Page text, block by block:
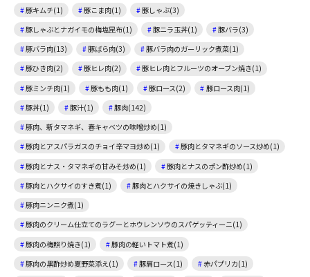
豚キムチ(1)
豚こま肉(1)
豚しゃぶ(3)
豚しゃぶとナガイモの梅塩昆布(1)
豚ニラ玉丼(1)
豚バラ(3)
豚バラ肉(13)
豚ばら肉(3)
豚バラ肉のガーリック煮菜(1)
豚ひき肉(2)
豚ヒレ肉(2)
豚ヒレ肉とフルーツのオーブン焼き(1)
豚ミンチ肉(1)
豚もも肉(1) 豚ロース(2)
豚ロース肉(1)
豚丼(1)
豚汁(1)
豚肉(142)
豚肉、新タマネギ、春キャベツの味噌炒め(1)
豚肉とアスパラガスのチョイ辛マヨ炒め(1)
豚肉とタマネギのソース炒め(1)
豚肉とナス・タマネギの甘みそ炒め(1)
豚肉とナスのポン酢炒め(1)
豚肉とハクサイのすき煮(1)
豚肉とハクサイの焼きしゃぶ(1)
豚肉ニンニク煮(1)
豚肉のクリーム仕立てのラグーとホウレンソウのスパゲッティーニ(1)
豚肉の梅照り焼き(1)
豚肉の軽いトマト煮(1)
豚肉の黒酢炒め夏野菜添え(1)
豚肩ロース(1)
赤パプリカ(1)